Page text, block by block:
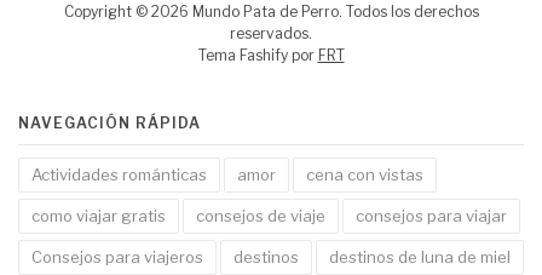
Copyright © 2026 Mundo Pata de Perro. Todos los derechos
reservados.
Tema Fashify por FRT
NAVEGACIÓN RÁPIDA
Actividades románticas amor cena con vistas
como viajar gratis consejos de viaje consejos para viajar
Consejos para viajeros destinos destinos de luna de miel